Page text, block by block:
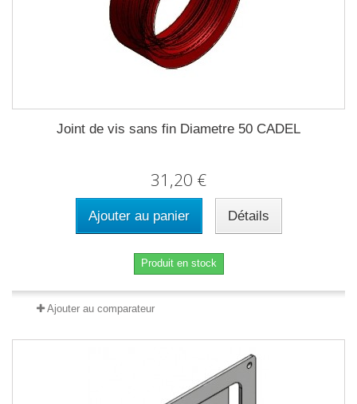
Joint de vis sans fin Diametre 50 CADEL
31,20 €
Ajouter au panier Détails
Produit en stock
Ajouter au comparateur